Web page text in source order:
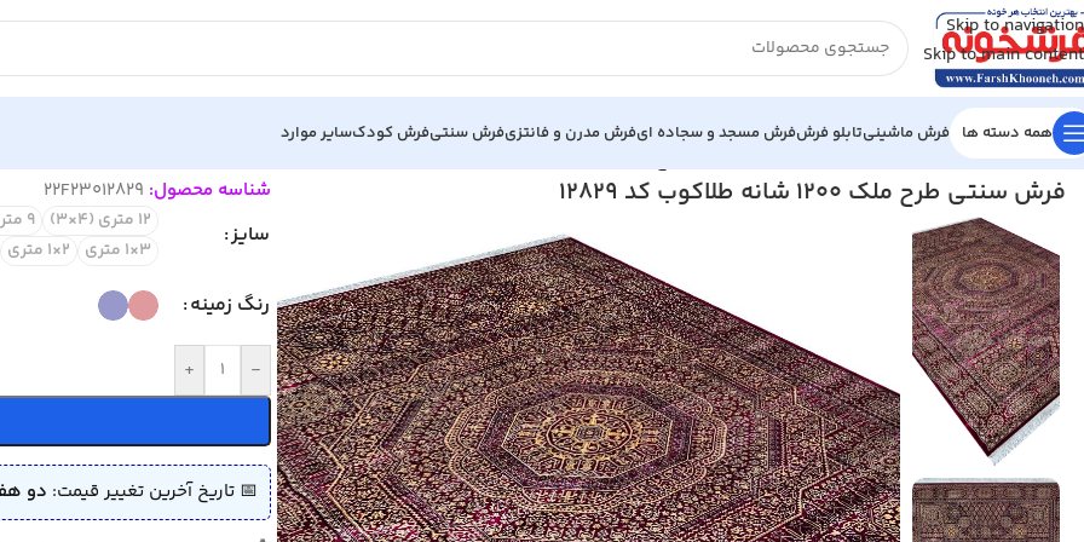
Skip to navigation
Skip to main content
همه دسته ها فرش ماشینیتابلو فرشفرش مسجد و سجاده ایفرش مدرن و فانتزیفرش سنتیفرش کودکسایر موارد
خانه/فرش ماشینی
فرش سنتی طرح ملک 1200 شانه طلاکوب کد 12829 شناسه محصول: 22F23012829
سایز 12 متری (4×3) 9 متری (3.5×2.5)
3×1 متری
2×1 متری
رنگ زمینه
-
+
📅 تاریخ آخرین تغییر قیمت: دو هفته